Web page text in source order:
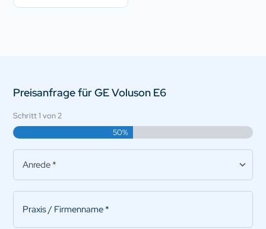
Preisanfrage für GE Voluson E6
Schritt1 von2
50%
Anrede
Praxis/Firmenname